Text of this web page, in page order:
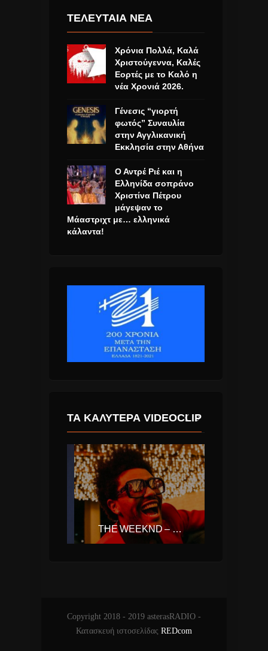
ΤΕΛΕΥΤΑΙΑ ΝΕΑ
Χρόνια Πολλά, Καλά
Χριστούγεννα, Καλές
Εορτές με το Καλό η
νέα Χρονιά 2026.
Γένεσις “γιορτή
φωτός” Συναυλία
στην Αγγλικανική
Εκκλησία στην Αθήνα
Ο Αντρέ Ριέ και η
Ελληνίδα σοπράνο
Χριστίνα Πέτρου
μάγεψαν το
Μάαστριχτ με… ελληνικά
κάλαντα!
ΤΑ ΚΑΛΎΤΕΡΑ VIDEOCLIP
THE WEEKND – BLINDING LIGHTS
Copyright 2018 - 2019 asterasRADIO -
Κατασκευή ιστοσελίδας REDcom